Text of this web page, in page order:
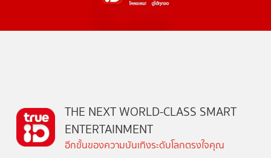
THE NEXT WORLD-CLASS SMART
ENTERTAINMENT
อีกขั้นของความบันเทิงระดับโลกตรงใจคุณ